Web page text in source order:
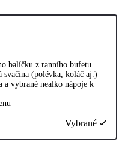
balíčku z ranního bufetu
svačina (polévka, koláč aj.)
a vybrané nealko nápoje k
Vybrané